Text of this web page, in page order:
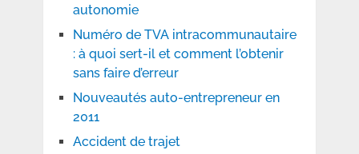
autonomie
Numéro de TVA intracommunautaire
: à quoi sert-il et comment l’obtenir
sans faire d’erreur
Nouveautés auto-entrepreneur en
2011
Accident de trajet